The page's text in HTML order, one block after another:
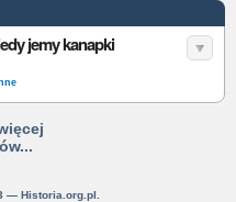
jemy kanapki
— Historia.org.pl.